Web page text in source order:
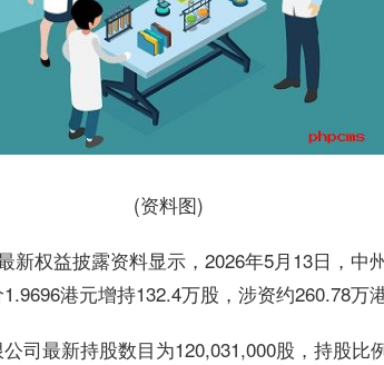
(资料图)
新权益披露资料显示，2026年5月13日，中
港元增持132.4万股，涉资约260.78万港
司最新持股数目为120,031,000股，持股比